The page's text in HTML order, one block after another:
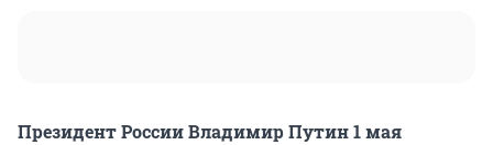
Президент России Владимир Путин 1 мая